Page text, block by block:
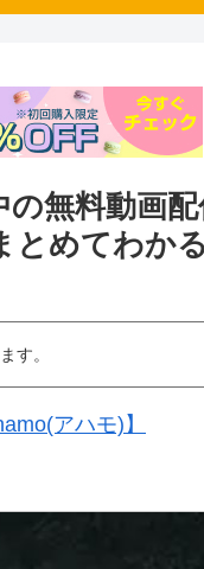
無料動画
めてわかる
す。
アハモ)】